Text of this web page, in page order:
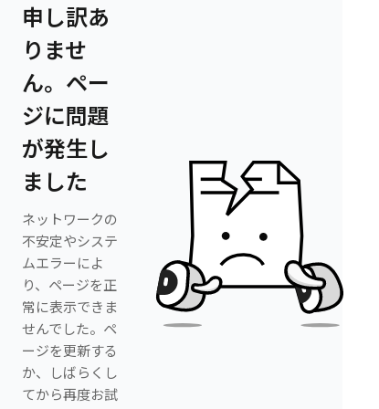
申し訳あ
りませ
ん。ペー
ジに問題
が発生し
ました
ネットワークの
不安定やシステ
ムエラーによ
り、ページを正
常に表示できま
せんでした。ペ
ージを更新する
か、しばらくし
てから再度お試